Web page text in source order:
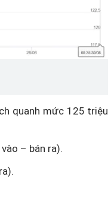
quanh mức 125 triệu
– bán ra).